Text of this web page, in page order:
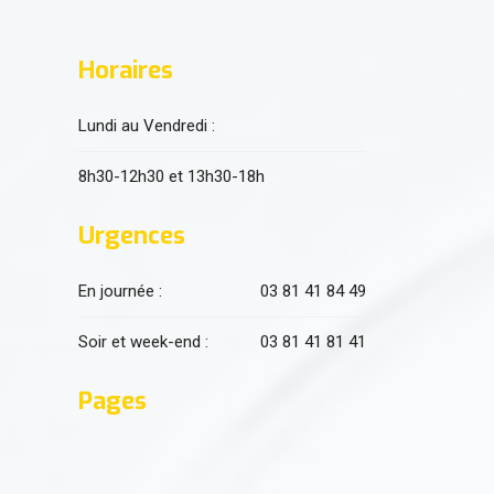
Horaires
Lundi au Vendredi :
8h30-12h30 et 13h30-18h
Urgences
En journée : 03 81 41 84 49
Soir et week-end : 03 81 41 81 41
Pages